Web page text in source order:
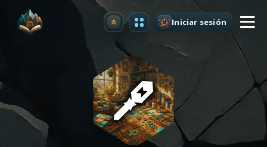
Mejorar Iniciar sesión